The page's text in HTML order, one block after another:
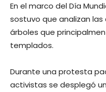
En el marco del Día
sostuvo que analizan
árboles que
templados.
Durante una protesta
activistas se desplegó